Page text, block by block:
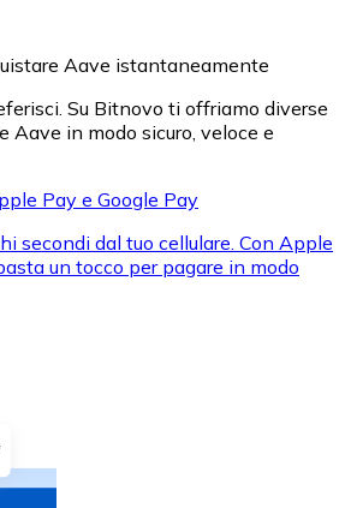
in contanti e altri mezzi di
Aave istantaneamente
Su Bitnovo ti offriamo diverse
Aave in modo sicuro, veloce e
Pay e Google Pay
secondi dal tuo cellulare. Con Apple
un tocco per pagare in modo